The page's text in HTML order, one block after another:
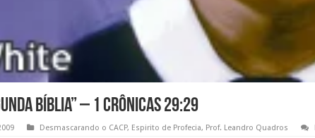
Bíblia” – 1 Crônicas 29:29
Desmascarando o CACP, Espirito de Profecia, Prof. Leandro Quadros